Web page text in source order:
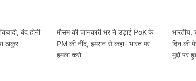
बंद होनी
ठाकुर
मौसम की जानकारी भर ने उड़ाई PoK के
PM की नींद, इमरान से कहा- भारत पर
हमला करो
भारतीय,
दिन की
मुद्दों पर